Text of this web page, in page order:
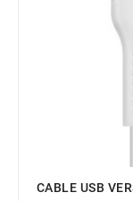
CABLE USB